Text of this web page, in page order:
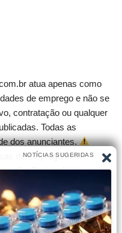
atua apenas como
de emprego e não se
contratação ou qualquer
Todas as
dos anunciantes.
de emprego nem
Desconfie de
seleções.